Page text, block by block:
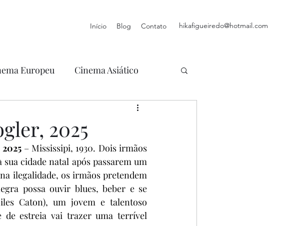
Início Blog Contato hikafigueiredo@hotmail.com
Europeu Cinema Asiático
2025
– Mississipi, 1930. Dois irmãos
cidade natal após passarem um
ilegalidade, os irmãos pretendem
possa ouvir blues, beber e se
Caton), um jovem e talentoso
de estreia vai trazer uma terrível